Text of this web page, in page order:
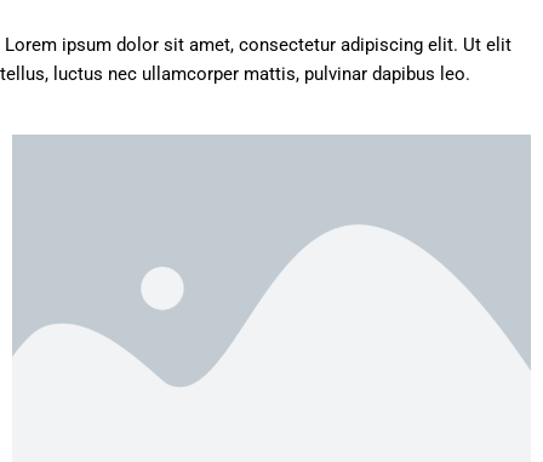
Lorem ipsum dolor sit amet, consectetur adipiscing elit. Ut elit
tellus, luctus nec ullamcorper mattis, pulvinar dapibus leo.